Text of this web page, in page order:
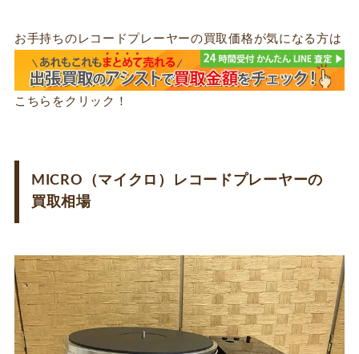
お手持ちのレコードプレーヤーの買取価格が気になる方は
こちらをクリック！
MICRO（マイクロ）レコードプレーヤーの
買取相場